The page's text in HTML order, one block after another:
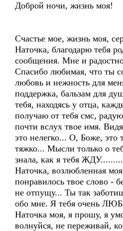
Доброй ночи, жизнь моя!
Cчастье мое, жизнь моя,
Наточка, благодарю тебя
сообщения. Мне и
Спасибо любимая, что ты
любовь и нежность для
поддержка, бальзам для
тебя, находясь у отца,
получаю от тебя смс,
почти вслух твое имя.
это нелегко... О, Боже, это
тяжко... Мысли только о
знала, как я тебя
Наточка, возлюбленная
понравилось твое слово -
не отпущу... Ты так
обо мне. Я тебя очень
Наточка моя, я прошу, я
волнуйся, не переживай,